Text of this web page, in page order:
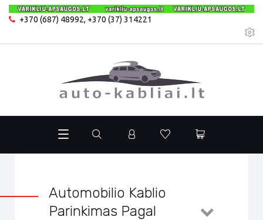
+370 (687) 48992, +370 (37) 314221
Automobilio Kablio
Parinkimas Pagal